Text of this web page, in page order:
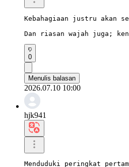
Kebahagiaan justru akan
Dan riasan wajah juga;
0
Menulis balasan
2026.07.10 10:00
hjk941
Menduduki peringkat